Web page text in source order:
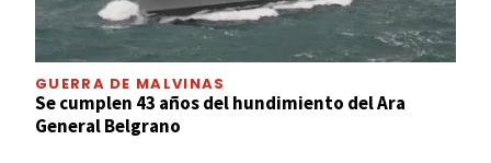
GUERRA DE MALVINAS
Se cumplen 43 años del hundimiento del Ara
General Belgrano